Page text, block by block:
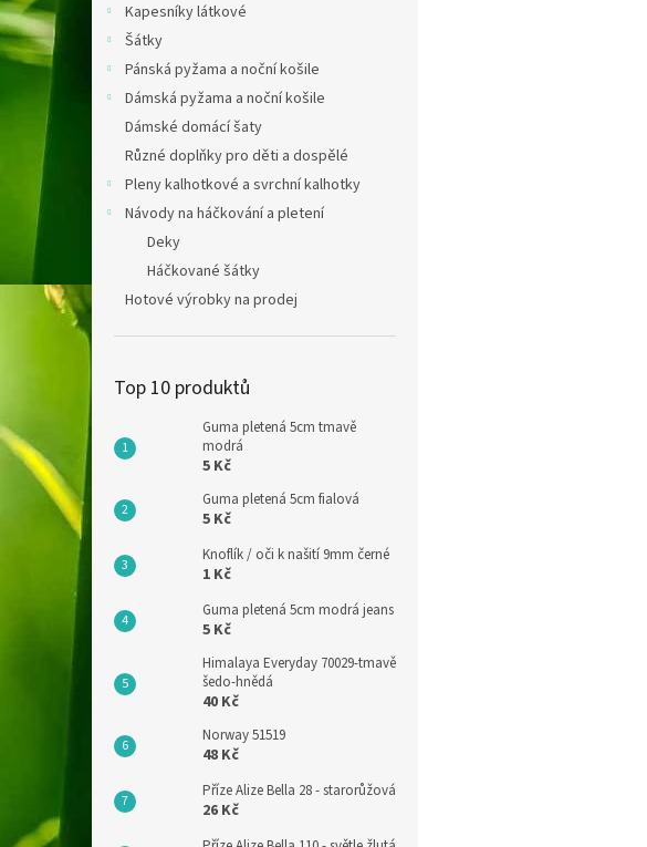
Kapesníky látkové
Šátky
Pánská pyžama a noční košile
Dámská pyžama a noční košile
Dámské domácí šaty
Různé doplňky pro děti a dospělé
Pleny kalhotkové a svrchní kalhotky
Návody na háčkování a pletení
Deky
Háčkované šátky
Hotové výrobky na prodej
Top 10 produktů
Guma pletená 5cm tmavě
modrá
5 Kč
Guma pletená 5cm fialová
5 Kč
Knoflík / oči k našití 9mm černé
1 Kč
Guma pletená 5cm modrá jeans
5 Kč
Himalaya Everyday 70029-tmavě
šedo-hnědá
40 Kč
Norway 51519
48 Kč
Příze Alize Bella 28 - starorůžová
26 Kč